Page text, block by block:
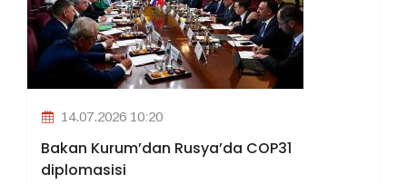
14.07.2026 10:20
Bakan Kurum’dan Rusya’da COP31
diplomasisi